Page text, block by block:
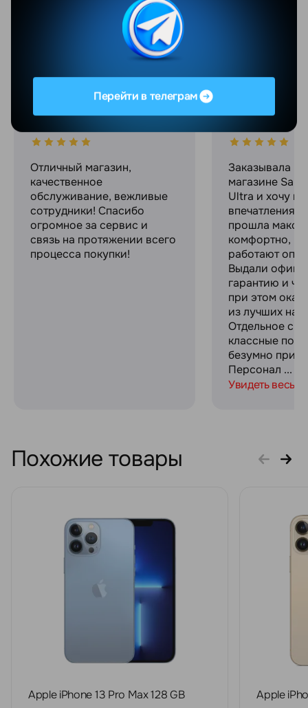
Все отзывы
Отличный магазин,
качественное
обслуживание, вежливые
сотрудники! Спасибо
огромное за сервис и
связь на протяжении всего
процесса покупки!
Заказывала в
магазине
Ultra и хочу
прошла
комфортно,
работают
Выдали
гарантию и
при этом
из лучших на
Отдельное
классные
безумно
Персонал ...
Увидеть весь
Похожие товары
Apple iPhone 13 Pro Max 128 GB Apple
Перейти в телеграм